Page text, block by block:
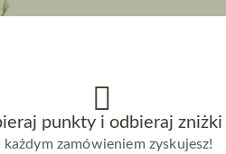
punkty i odbieraj zniżki
każdym zamówieniem zyskujesz!